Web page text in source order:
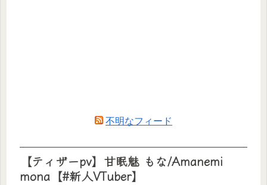
不明なフィード
【ティザーpv】甘眠魅 もな/Amanemi
mona【#新人VTuber】